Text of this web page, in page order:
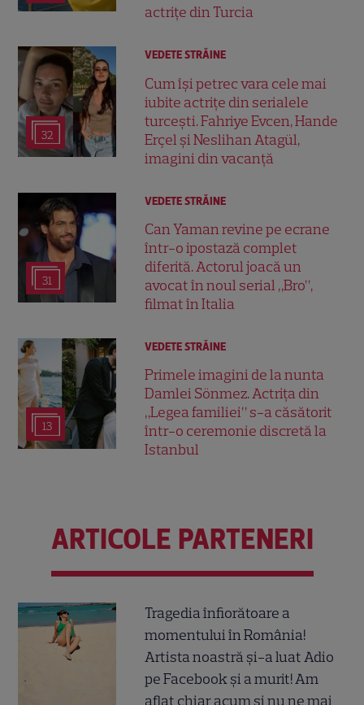
actrițe din Turcia
32
VEDETE STRĂINE
Cum își petrec vara cele mai
iubite actrițe din serialele
turcești. Fahriye Evcen, Hande
Erçel și Neslihan Atagül,
imagini din vacanță
31
VEDETE STRĂINE
Can Yaman revine pe ecrane
într-o ipostază complet
diferită. Actorul joacă un
avocat în noul serial „Bro”,
filmat în Italia
13
VEDETE STRĂINE
Primele imagini de la nunta
Damlei Sönmez. Actrița din
„Legea familiei” s-a căsătorit
într-o ceremonie discretă la
Istanbul
ARTICOLE PARTENERI
Tragedia înfiorătoare a
momentului în România!
Artista noastră și-a luat Adio
pe Facebook și a murit! Am
aflat chiar acum și nu ne mai